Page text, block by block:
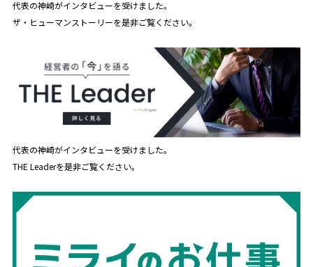
代表の神崎がインタビューを受けました。
ザ・ヒューマンストーリーを是非ご覧ください。
代表の神崎がインタビューを受けました。
THE Leaderを是非ご覧ください。